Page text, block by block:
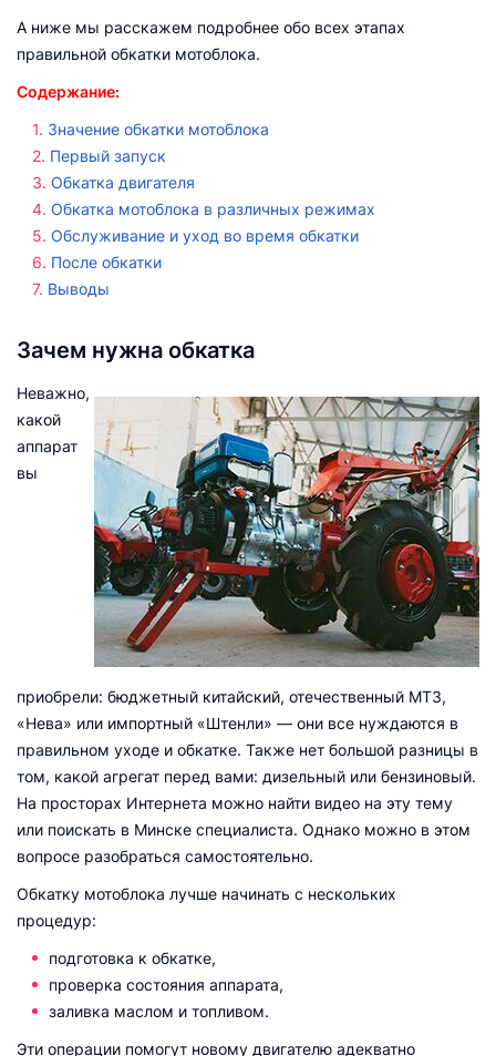
А ниже мы расскажем подробнее обо всех этапах
правильной обкатки мотоблока.
Содержание:
Значение обкатки мотоблока
Первый запуск
Обкатка двигателя
Обкатка мотоблока в различных режимах
Обслуживание и уход во время обкатки
После обкатки
Выводы
Зачем нужна обкатка
Неважно,
какой
аппарат
вы
приобрели: бюджетный китайский, отечественный МТЗ,
«Нева» или импортный «Штенли» — они все нуждаются в
правильном уходе и обкатке. Также нет большой разницы в
том, какой агрегат перед вами: дизельный или бензиновый.
На просторах Интернета можно найти видео на эту тему
или поискать в Минске специалиста. Однако можно в этом
вопросе разобраться самостоятельно.
Обкатку мотоблока лучше начинать с нескольких
процедур:
подготовка к обкатке,
проверка состояния аппарата,
заливка маслом и топливом.
Эти операции помогут новому двигателю адекватно